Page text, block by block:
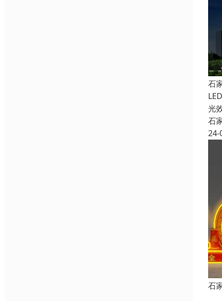
石
光
石
24-
石